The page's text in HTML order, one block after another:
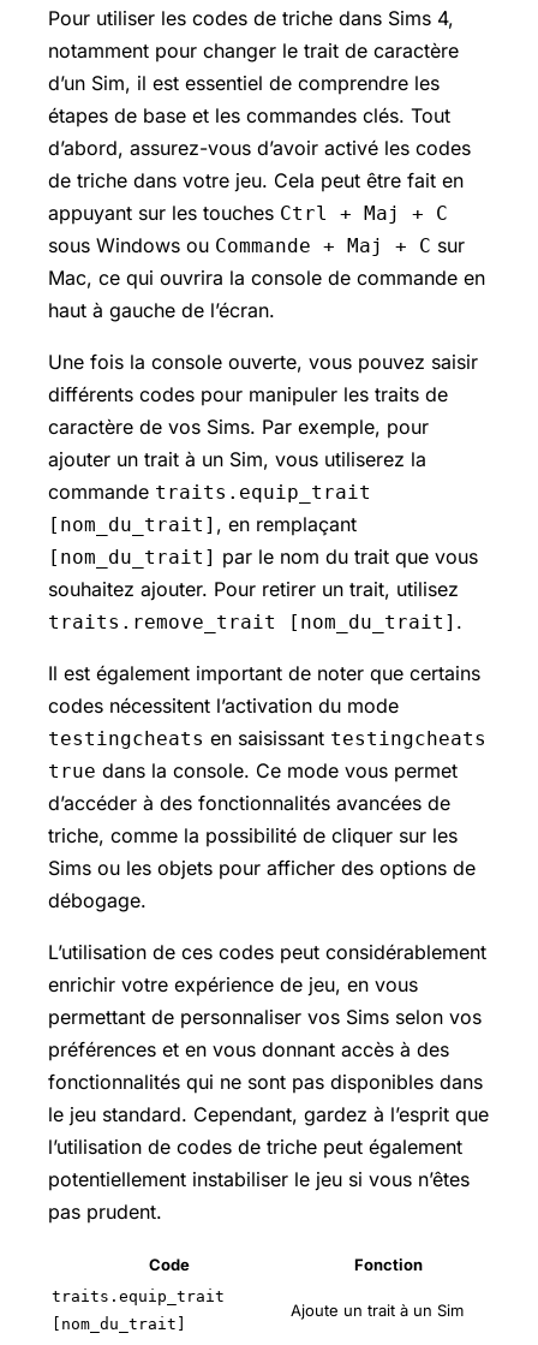
Pour utiliser les codes de triche dans Sims 4,
notamment pour changer le trait de caractère
d’un Sim, il est essentiel de comprendre les
étapes de base et les commandes clés. Tout
d’abord, assurez-vous d’avoir activé les codes
de triche dans votre jeu. Cela peut être fait en
appuyant sur les touches Ctrl + Maj + C
sous Windows ou Commande + Maj + C sur
Mac, ce qui ouvrira la console de commande en
haut à gauche de l’écran.
Une fois la console ouverte, vous pouvez saisir
différents codes pour manipuler les traits de
caractère de vos Sims. Par exemple, pour
ajouter un trait à un Sim, vous utiliserez la
commande traits.equip_trait
[nom_du_trait] , en remplaçant
[nom_du_trait] par le nom du trait que vous
souhaitez ajouter. Pour retirer un trait, utilisez
traits.remove_trait [nom_du_trait] .
Il est également important de noter que certains
codes nécessitent l’activation du mode
testingcheats en saisissant testingcheats
true dans la console. Ce mode vous permet
d’accéder à des fonctionnalités avancées de
triche, comme la possibilité de cliquer sur les
Sims ou les objets pour afficher des options de
débogage.
L’utilisation de ces codes peut considérablement
enrichir votre expérience de jeu, en vous
permettant de personnaliser vos Sims selon vos
préférences et en vous donnant accès à des
fonctionnalités qui ne sont pas disponibles dans
le jeu standard. Cependant, gardez à l’esprit que
l’utilisation de codes de triche peut également
potentiellement instabiliser le jeu si vous n’êtes
pas prudent.
Code Fonction
traits.equip_trait
[nom_du_trait]
Ajoute un trait à un Sim